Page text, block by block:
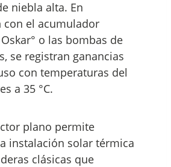
niebla alta. En
con el acumulador
o las bombas de
se registran ganancias
con temperaturas del
a 35 °C.
plano permite
instalación solar térmica
clásicas que